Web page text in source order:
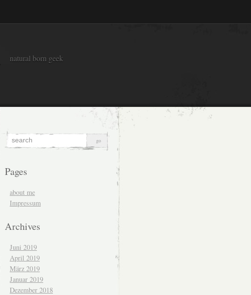
natural born geek
Pages
about me
Impressum
Archives
Juni 2019
April 2019
März 2019
Januar 2019
Dezember 2018